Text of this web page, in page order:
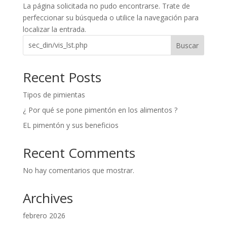
La página solicitada no pudo encontrarse. Trate de
perfeccionar su búsqueda o utilice la navegación para
localizar la entrada.
Buscar
Recent Posts
Tipos de pimientas
¿ Por qué se pone pimentón en los alimentos ?
EL pimentón y sus beneficios
Recent Comments
No hay comentarios que mostrar.
Archives
febrero 2026